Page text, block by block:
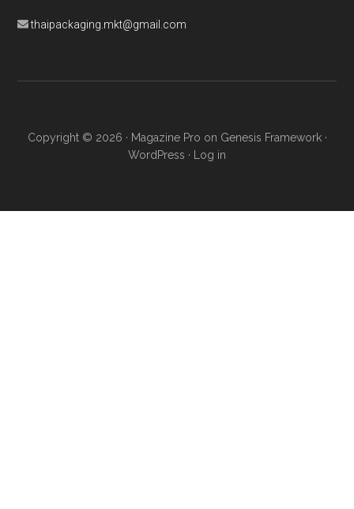
thaipackaging.mkt@gmail.com
Copyright © 2026 · Magazine Pro on Genesis Framework·
WordPress · Log in